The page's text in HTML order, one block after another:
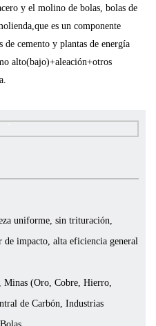
y el molino de bolas, bolas de
es un componente
de cemento y plantas de energía
alto(bajo)+aleación+otros
uniforme, sin trituración,
impacto, alta eficiencia general
Minas (Oro, Cobre, Hierro,
de Carbón, Industrias